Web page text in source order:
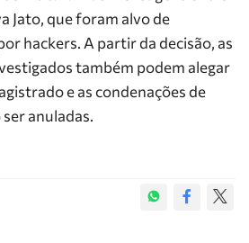
Jato, que foram alvo de
hackers. A partir da decisão, as
também podem alegar
e as condenações de
anuladas.